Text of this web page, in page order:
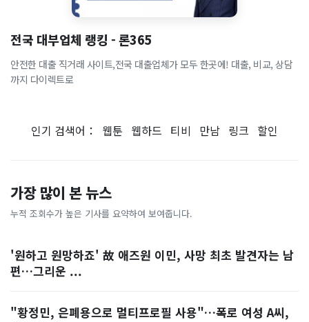
전국 대부업체 랭킹 - 론365
안전한 대출 직거래 사이트,전국 대출업체가 모두 한곳에! 대출, 비교, 상담
까지 다이렉트로
인기 검색어： 웹툰 웹하드 티비 만남 링크 할인
가장 많이 본 뉴스
누적 조회수가 높은 기사를 요약하여 보여줍니다.
'원하고 원망하죠' 故 애즈원 이민, 사망 최초 발견자는 남
편…그리운 ...
"황정민, 은폐용으로 멀티프로필 사용"…폭로 여성 A씨,